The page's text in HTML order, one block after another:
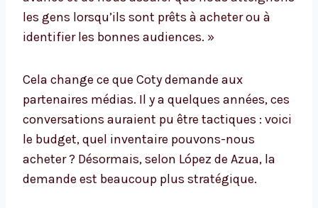
les gens lorsqu’ils sont prêts à acheter ou à
identifier les bonnes audiences. »
Cela change ce que Coty demande aux
partenaires médias. Il y a quelques années, ces
conversations auraient pu être tactiques : voici
le budget, quel inventaire pouvons-nous
acheter ? Désormais, selon López de Azua, la
demande est beaucoup plus stratégique.